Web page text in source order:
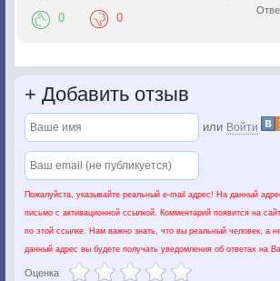
0 0
+ Добавить отзыв
или Войти
Пожалуйста, указывайте реальный e-mail адрес! На данный
письмо с активационной ссылкой. Комментарий появится на
по этой ссылке. Нам важно знать, что вы реальный человек, а
данный адрес вы будете получать уведомления об ответах на
Оценка